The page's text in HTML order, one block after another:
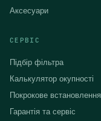
Аксесуари
СЕРВІС
Підбір фільтра
Калькулятор окупності
Покрокове встановлення
Гарантія та сервіс